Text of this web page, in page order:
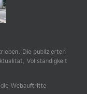
Die publizierten
Vollständigkeit
Webauftritte